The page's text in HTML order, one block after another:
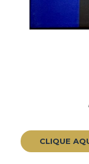
CLIQUE